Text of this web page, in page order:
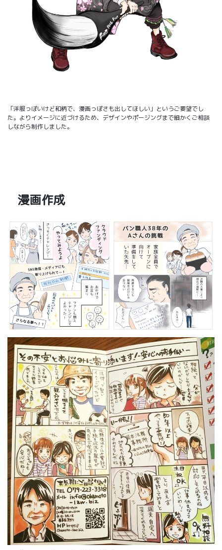
「洋服っぽいけど和柄で、漫画っぽさも出してほしい」というご要望でし
た。よりイメージに近づけるため、デザインやポージングまで細かくご相談
しながら制作しました。
漫画作成